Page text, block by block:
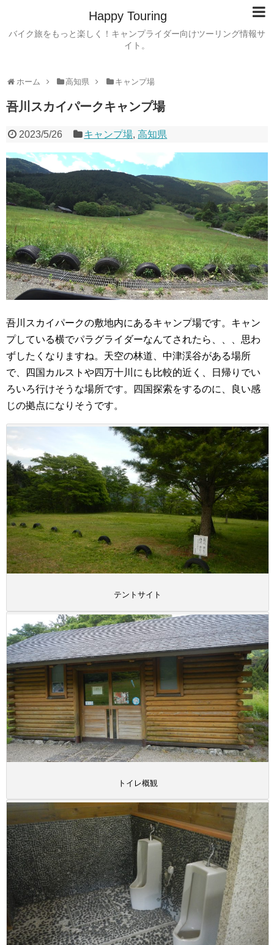
Happy Touring
バイク旅をもっと楽しく！キャンプライダー向けツーリング情報サ
イト。
ホーム 高知県 キャンプ場
吾川スカイパークキャンプ場
2023/5/26 キャンプ場,高知県
吾川スカイパークの敷地内にあるキャンプ場です。キャン
プしている横でパラグライダーなんてされたら、、、思わ
ずしたくなりますね。天空の林道、中津渓谷がある場所
で、四国カルストや四万十川にも比較的近く、日帰りでい
ろいろ行けそうな場所です。四国探索をするのに、良い感
じの拠点になりそうです。
テントサイト
トイレ概観